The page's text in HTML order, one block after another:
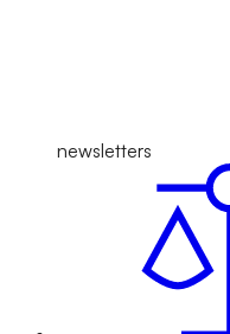
newsletters